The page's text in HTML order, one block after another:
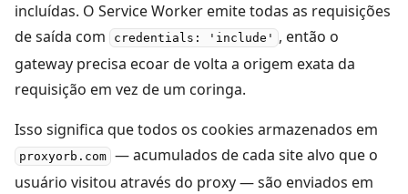
incluídas. O Service Worker emite todas as requisições
de saída com
credentials: 'include' , então o
gateway precisa ecoar de volta a origem exata da
requisição em vez de um coringa.
Isso significa que todos os cookies armazenados em
proxyorb.com — acumulados de cada site alvo que o
usuário visitou através do proxy — são enviados em